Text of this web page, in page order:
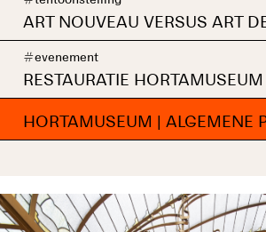
ART NOUVEAU VERSUS ART
#evenement
RESTAURATIE HORTAMUSEUM
HORTAMUSEUM | ALGEMENE